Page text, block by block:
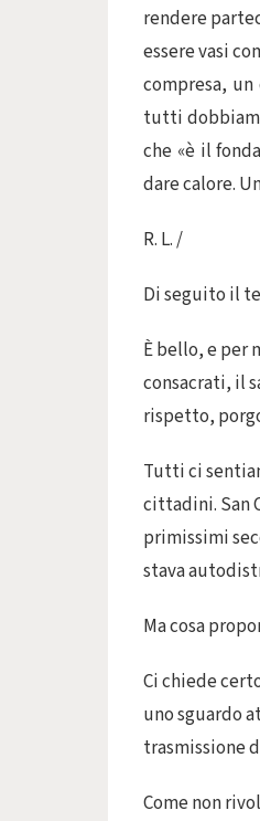
rendere
essere vasi
compresa,
tutti
che «è il
dare calore.
R. L. /
Di seguito il
È bello, e per
consacrati, il
rispetto,
Tutti ci
cittadini. San
primissimi
stava
Ma cosa
Ci chiede
uno sguardo
trasmissione
Come non